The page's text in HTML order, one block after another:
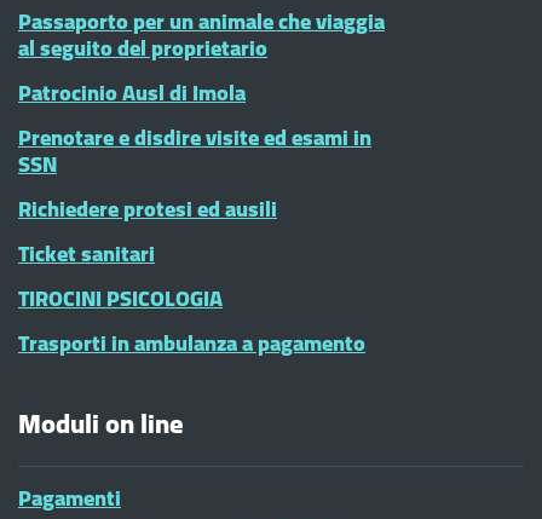
Passaporto per un animale che viaggia
al seguito del proprietario
Patrocinio Ausl di Imola
Prenotare e disdire visite ed esami in
SSN
Richiedere protesi ed ausili
Ticket sanitari
TIROCINI PSICOLOGIA
Trasporti in ambulanza a pagamento
Moduli on line
Pagamenti